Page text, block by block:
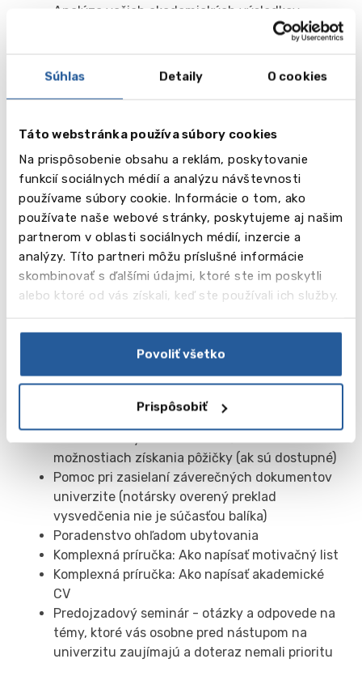
Súhlas Detaily O cookies
Táto webstránka používa súbory cookies
Na prispôsobenie obsahu a reklám, poskytovanie
funkcií sociálnych médií a analýzu návštevnosti
používame súbory cookie. Informácie o tom, ako
používate naše webové stránky, poskytujeme aj našim
partnerom v oblasti sociálnych médií, inzercie a
analýzy. Títo partneri môžu príslušné informácie
skombinovať s ďalšími údajmi, ktoré ste im poskytli
alebo ktoré od vás získali, keď ste používali ich služby.
Povoliť všetko
Prispôsobiť
Analýza vašich akademických výsledkov
Odborná diskusia o vašich ambíciách a
Identifikácia vašich silných stránok a
vlastností pre motivačné a odporúčacie listy
ich študijných programov
Vytvorenie harmonogramu procesu
prihlasovania
Zoznam potrebných dokumentov
Pomoc s prípravou motivačného listu vrátane
kontroly jeho obsahu
Poradenstvo pri odporúčacích listoch a ich
preklad (ak je potrebné)
Podpora pri tvorbe akademického životopisu
Komunikácia s univerzitou a odovzdanie
dokumentov
Konzultácie pri riešení odpovedí od univerzít a
oficiálneho prijatia
možnostiach získania pôžičky (ak sú dostupné)
Pomoc pri zasielaní záverečných dokumentov
univerzite (notársky overený preklad
vysvedčenia nie je súčasťou balíka)
Poradenstvo ohľadom ubytovania
Komplexná príručka: Ako napísať motivačný list
Komplexná príručka: Ako napísať akademické
CV
Predojzadový seminár - otázky a odpovede na
témy, ktoré vás osobne pred nástupom na
univerzitu zaujímajú a doteraz nemali prioritu